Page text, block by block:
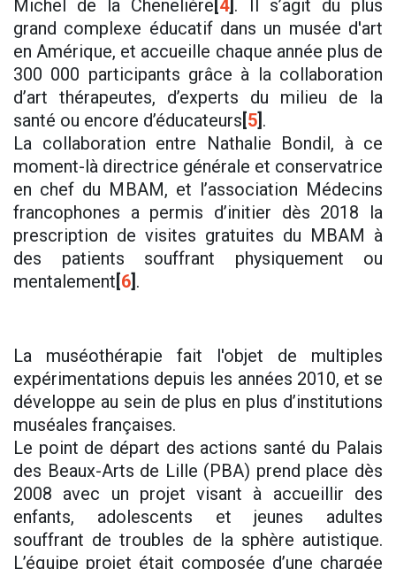
Michel de la Chenelière 4] . Il s’agit du plus
grand complexe éducatif dans un musée d'art
en Amérique, et accueille chaque année plus de
300 000 participants grâce à la collaboration
d’art thérapeutes, d’experts du milieu de la
santé ou encore d’éducateurs[5] .
La collaboration entre Nathalie Bondil, à ce
moment-là directrice générale et conservatrice
en chef du MBAM, et l’association Médecins
francophones a permis d’initier dès 2018 la
prescription de visites gratuites du MBAM à
des patients souffrant physiquement ou
mentalement[6] .
La muséothérapie fait l'objet de multiples
expérimentations depuis les années 2010, et se
développe au sein de plus en plus d’institutions
muséales françaises.
Le point de départ des actions santé du Palais
des Beaux-Arts de Lille (PBA) prend place dès
2008 avec un projet visant à accueillir des
enfants, adolescents et jeunes adultes
souffrant de troubles de la sphère autistique.
L’équipe projet était composée d’une chargée